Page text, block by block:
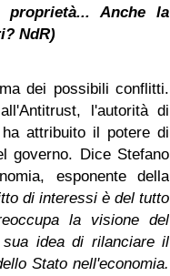
proprietà... Anche la
NdR)
dei possibili conflitti.
l'autorità di
attribuito il potere di
governo. Dice Stefano
esponente della
di interessi è del tutto
la visione del
idea di rilanciare il
Stato nell'economia.